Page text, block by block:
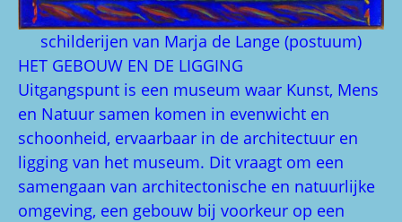
schilderijen van Marja de Lange (postuum)
HET GEBOUW EN DE LIGGING
Uitgangspunt is een museum waar Kunst, Mens
en Natuur samen komen in evenwicht en
schoonheid, ervaarbaar in de architectuur en
ligging van het museum. Dit vraagt om een
samengaan van architectonische en natuurlijke
omgeving, een gebouw bij voorkeur op een